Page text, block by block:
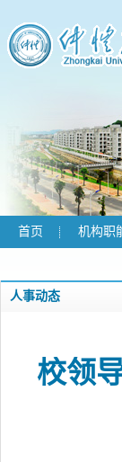
首页 机构职
人事动态
校领